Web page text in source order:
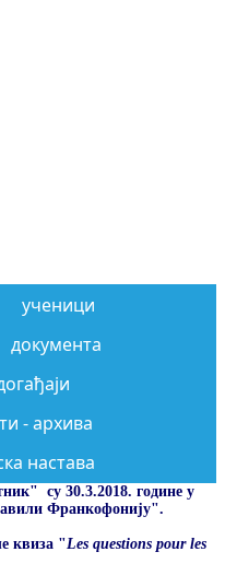
ученици
документа
- архива
настава
су 30.3.2018. године у
Франкофонију".
квиза "Les questions pour les